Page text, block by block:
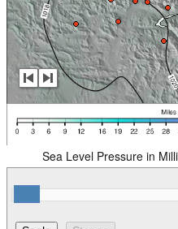
Sea Level Pressure in